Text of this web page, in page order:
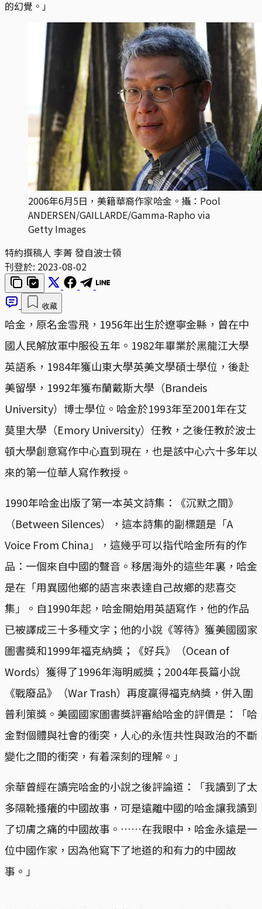
的幻覺。」
2006年6月5日，美籍華裔作家哈金。攝：Pool
ANDERSEN/GAILLARDE/Gamma-Rapho via
Getty Images
特約撰稿人 李菁 發自波士頓
刊登於: 2023-08-02
收藏
哈金，原名金雪飛，1956年出生於遼寧金縣，曾在中
國人民解放軍中服役五年。1982年畢業於黑龍江大學
英語系，1984年獲山東大學英美文學碩士學位，後赴
美留學，1992年獲布蘭戴斯大學（Brandeis
University）博士學位。哈金於1993年至2001年在艾
莫里大學（Emory University）任教，之後任教於波士
頓大學創意寫作中心直到現在，也是該中心六十多年以
來的第一位華人寫作教授。
1990年哈金出版了第一本英文詩集：《沉默之間》
（Between Silences），這本詩集的副標題是「A
Voice From China」，這幾乎可以指代哈金所有的作
品：一個來自中國的聲音。移居海外的這些年裏，哈金
是在「用異國他鄉的語言來表達自己故鄉的悲喜交
集」。自1990年起，哈金開始用英語寫作，他的作品
已被譯成三十多種文字；他的小說《等待》獲美國國家
圖書獎和1999年福克納獎；《好兵》（Ocean of
Words）獲得了1996年海明威獎；2004年長篇小說
《戰廢品》（War Trash）再度贏得福克納獎，併入圍
普利策獎。美國國家圖書獎評審給哈金的評價是：「哈
金對個體與社會的衝突，人心的永恆共性與政治的不斷
變化之間的衝突，有着深刻的理解。」
余華曾經在讀完哈金的小說之後評論道：「我讀到了太
多隔靴搔癢的中國故事，可是遠離中國的哈金讓我讀到
了切膚之痛的中國故事。……在我眼中，哈金永遠是一
位中國作家，因為他寫下了地道的和有力的中國故
事。」